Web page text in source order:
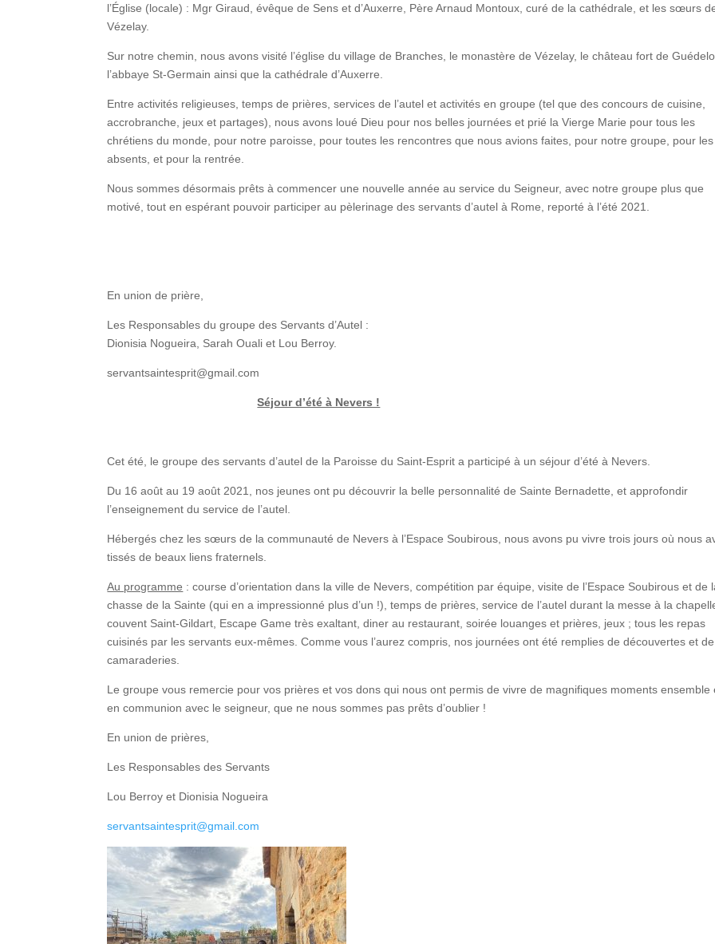
l’Église (locale) : Mgr Giraud, évêque de Sens et d’Auxerre, Père Arnaud Montoux, curé de la cathédrale, et les sœurs
Vézelay.
Sur notre chemin, nous avons visité l’église du village de Branches, le monastère de Vézelay, le château fort de
l’abbaye St-Germain ainsi que la cathédrale d’Auxerre.
Entre activités religieuses, temps de prières, services de l’autel et activités en groupe (tel que des concours de cuisine,
accrobranche, jeux et partages), nous avons loué Dieu pour nos belles journées et prié la Vierge Marie pour tous les
chrétiens du monde, pour notre paroisse, pour toutes les rencontres que nous avions faites, pour notre groupe, pour les
absents, et pour la rentrée.
Nous sommes désormais prêts à commencer une nouvelle année au service du Seigneur, avec notre groupe plus que
motivé, tout en espérant pouvoir participer au pèlerinage des servants d’autel à Rome, reporté à l’été 2021.
En union de prière,
Les Responsables du groupe des Servants d’Autel :
Dionisia Nogueira, Sarah Ouali et Lou Berroy.
servantsaintesprit@gmail.com
Séjour d’été à Nevers !
Cet été, le groupe des servants d’autel de la Paroisse du Saint-Esprit a participé à un séjour d’été à Nevers.
Du 16 août au 19 août 2021, nos jeunes ont pu découvrir la belle personnalité de Sainte Bernadette, et approfondir
l’enseignement du service de l’autel.
Hébergés chez les sœurs de la communauté de Nevers à l’Espace Soubirous, nous avons pu vivre trois jours où nous
tissés de beaux liens fraternels.
Au programme : course d’orientation dans la ville de Nevers, compétition par équipe, visite de l’Espace Soubirous et de
chasse de la Sainte (qui en a impressionné plus d’un !), temps de prières, service de l’autel durant la messe à la
couvent Saint-Gildart, Escape Game très exaltant, diner au restaurant, soirée louanges et prières, jeux ; tous les repas
cuisinés par les servants eux-mêmes. Comme vous l’aurez compris, nos journées ont été remplies de découvertes et de
camaraderies.
Le groupe vous remercie pour vos prières et vos dons qui nous ont permis de vivre de magnifiques moments ensemble
en communion avec le seigneur, que ne nous sommes pas prêts d’oublier !
En union de prières,
Les Responsables des Servants
Lou Berroy et Dionisia Nogueira
servantsaintesprit@gmail.com